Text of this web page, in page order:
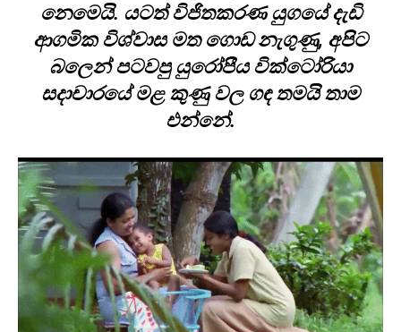
නෙමෙයි. යටත් විජිතකරණ යුගයේ දැඩි
ආගමික විශ්වාස මත ගොඩ නැගුණු, අපිට
බලෙන් පටවපු යුරෝපීය වික්ටෝරියා
සදාචාරයේ මළ කුණු වල ගඳ තමයි තාම
එන්නේ.